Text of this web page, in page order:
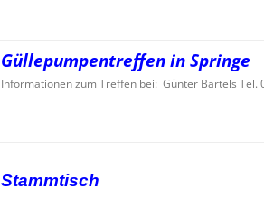
Güllepumpentreffen in Springe
Informationen zum Treffen bei: Günter Bartels Tel.
Stammtisch